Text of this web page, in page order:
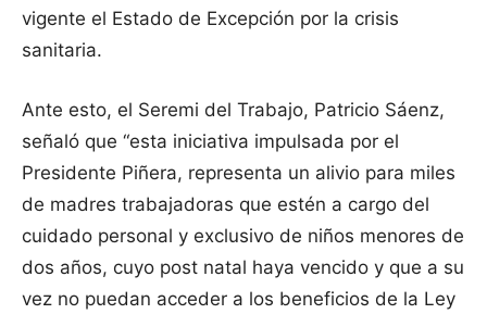
vigente el Estado de Excepción por la crisis
sanitaria.
Ante esto, el Seremi del Trabajo, Patricio Sáenz,
señaló que “esta iniciativa impulsada por el
Presidente Piñera, representa un alivio para miles
de madres trabajadoras que estén a cargo del
cuidado personal y exclusivo de niños menores de
dos años, cuyo post natal haya vencido y que a su
vez no puedan acceder a los beneficios de la Ley